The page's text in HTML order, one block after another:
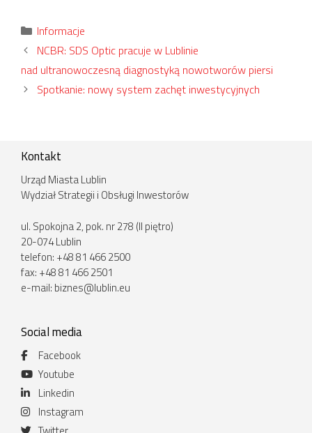
Kategorie
Informacje
NCBR: SDS Optic pracuje w Lublinie
nad ultranowoczesną diagnostyką nowotworów piersi
Spotkanie: nowy system zachęt inwestycyjnych
Kontakt
Urząd Miasta Lublin
Wydział Strategii i Obsługi Inwestorów
ul. Spokojna 2, pok. nr 278 (II piętro)
20-074 Lublin
telefon: +48 81 466 2500
fax: +48 81 466 2501
e-mail: biznes@lublin.eu
Social media
Facebook
Youtube
Linkedin
Instagram